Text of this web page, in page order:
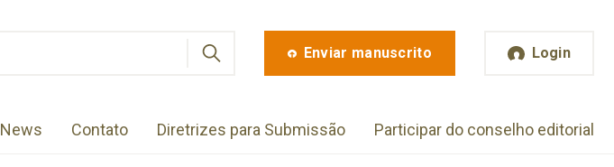
Enviar manuscrito Login
News Contato Diretrizes para Submissão Participar do conselho editorial